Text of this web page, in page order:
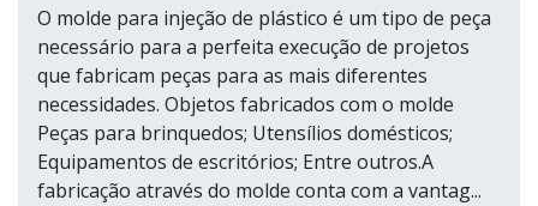
O molde para injeção de plástico é um tipo de peça
necessário para a perfeita execução de projetos
que fabricam peças para as mais diferentes
necessidades. Objetos fabricados com o molde
Peças para brinquedos; Utensílios domésticos;
Equipamentos de escritórios; Entre outros.A
fabricação através do molde conta com a vantag...